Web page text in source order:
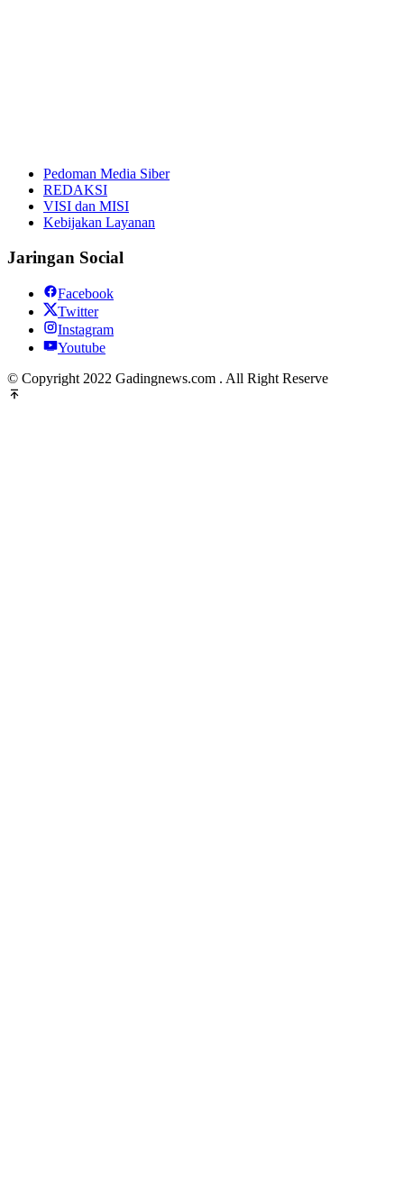
Pedoman Media Siber
REDAKSI
VISI dan MISI
Kebijakan Layanan
Jaringan Social
Facebook
Twitter
Instagram
Youtube
© Copyright 2022 Gadingnews.com . All Right Reserve